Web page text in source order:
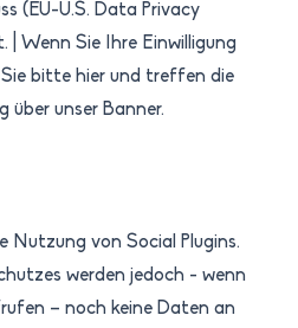
(EU-U.S. Data Privacy
| Wenn Sie Ihre Einwilligung
bitte hier und treffen die
über unser Banner.
Nutzung von Social Plugins.
werden jedoch - wenn
– noch keine Daten an